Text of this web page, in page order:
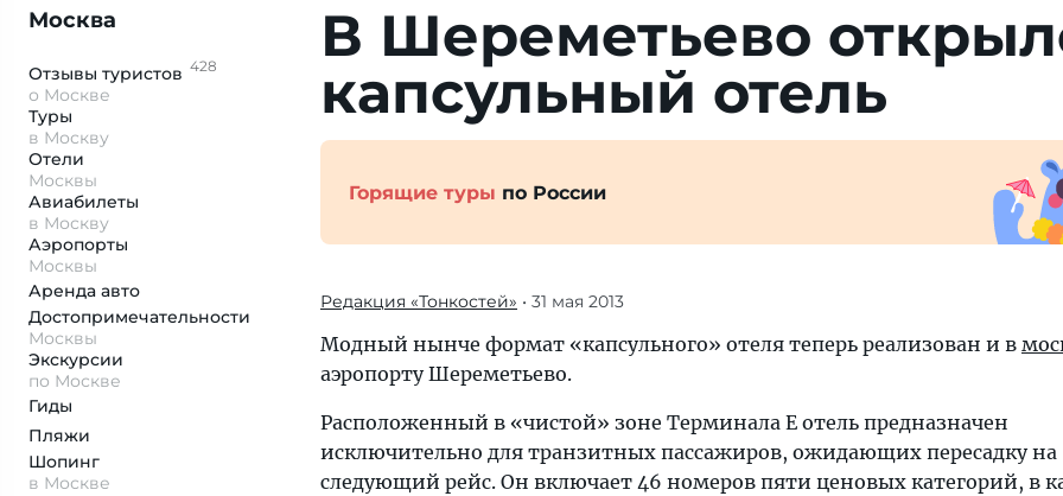
Москва
Отзывы туристов 428
о Москве
Туры
в Москву
Отели
Москвы
Авиабилеты
в Москву
Аэропорты
Москвы
Аренда авто
Достопримеча­тельности
Москвы
Экскурсии
по Москве
Гиды
Пляжи
Шопинг
в Москве
В Шереметьево
капсульный отель
Горящие туры по России
Редакция «Тонкостей» • 31 мая 2013
Модный нынче формат «капсульного» отеля теперь реализован и в
аэропорту Шереметьево.
Расположенный в «чистой» зоне Терминала Е отель предназначен
исключительно для транзитных пассажиров, ожидающих пересадку на
следующий рейс. Он включает 46 номеров пяти ценовых категорий, в